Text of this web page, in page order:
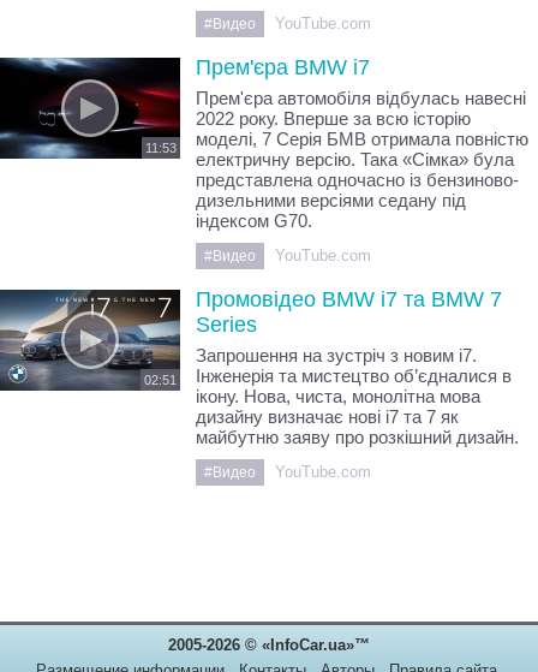
#Видео YouTube.com
11:53
Прем'єра BMW i7
Прем'єра автомобіля відбулась навесні
2022 року. Вперше за всю історію
моделі, 7 Серія БМВ отримала повністю
електричну версію. Така «Сімка» була
представлена одночасно із бензиново-
дизельними версіями седану під
індексом G70.
#Видео YouTube.com
02:51
Промовідео BMW i7 та BMW 7
Series
Запрошення на зустріч з новим i7.
Інженерія та мистецтво об’єдналися в
ікону. Нова, чиста, монолітна мова
дизайну визначає нові i7 та 7 як
майбутню заяву про розкішний дизайн.
#Видео YouTube.com
2005-2026 © «InfoCar.ua»™